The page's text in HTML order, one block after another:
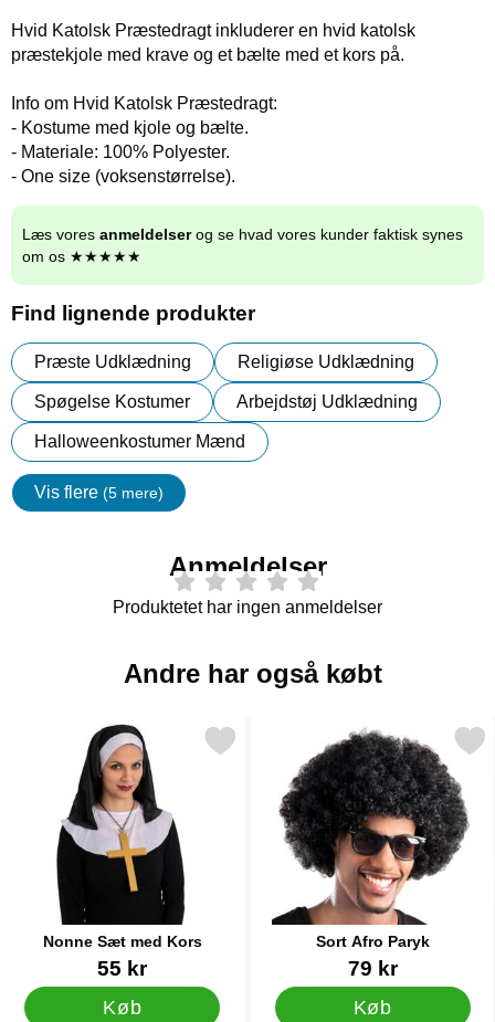
Hvid Katolsk Præstedragt inkluderer en hvid katolsk
præstekjole med krave og et bælte med et kors på.
Info om Hvid Katolsk Præstedragt:
- Kostume med kjole og bælte.
- Materiale: 100% Polyester.
- One size (voksenstørrelse).
Læs vores anmeldelserog se hvad vores kunder faktisk synes
om os ★★★★★
Find lignende produkter
Præste Udklædning Religiøse Udklædning
Spøgelse Kostumer Arbejdstøj Udklædning
Halloweenkostumer Mænd
Vis flere (5 mere)
Egenskaper
Anmeldelser
Produktetet har ingen anmeldelser
Andre har også købt
Nonne Sæt med Kors
Varenr 4368355 kr
Køb
Markér nonne Sæt med Kors som favorit
Sort Afro Paryk
Varenr 1559779 kr
Køb
Markér sort Afro